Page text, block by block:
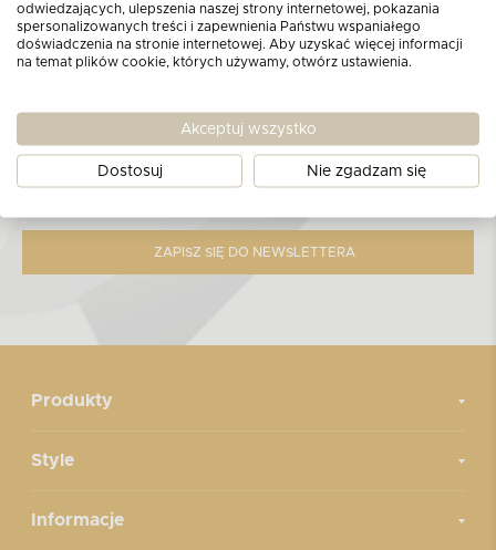
Zapisz się do newslettera
Otrzymuj informacje o najnowszych
promocjach i katalogach!
Dowiedz się więcej nt. zasad przetwarzania danych osobowych
ZAPISZ SIĘ DO NEWSLETTERA
Produkty
Style
Informacje
odwiedzających, ulepszenia naszej strony internetowej, pokazania
spersonalizowanych treści i zapewnienia Państwu wspaniałego
doświadczenia na stronie internetowej. Aby uzyskać więcej informacji
na temat plików cookie, których używamy, otwórz ustawienia.
Akceptuj wszystko
Dostosuj Nie zgadzam się